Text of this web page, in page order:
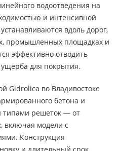
водоотведения на
и интенсивной
вдоль дорог,
промышленных площадках и
эффективно отводить
для покрытия.
Gidrolica во Владивостоке
бетона и
типами решеток — от
включая модели с
Конструкция